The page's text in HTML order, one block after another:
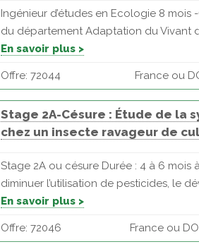
Ingénieur d’études en Ecologie 8
du département Adaptation du Vivant
En savoir plus >
Offre: 72044 France ou
Stage 2A-Césure : Étude de
chez un insecte ravageur de
Stage 2A ou césure Durée : 4 à 6 mois
diminuer l’utilisation de pesticides, le
En savoir plus >
Offre: 72046 France ou